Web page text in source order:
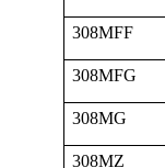
308MFF
308MFG
308MG
308MZ